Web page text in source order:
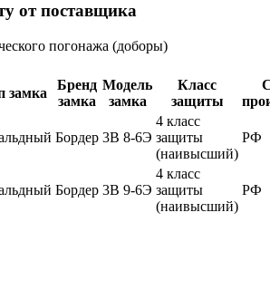
от поставщика
погонажа (доборы)
замка
Бренд
замка
Модель
замка
Класс
защиты
Бордер 3В 8-6Э
4 класс
защиты
(наивысший)
РФ
Бордер 3В 9-6Э
4 класс
защиты
(наивысший)
РФ